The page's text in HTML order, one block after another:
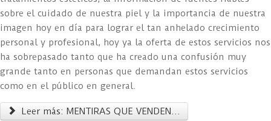
sobre el cuidado de nuestra piel y la importancia de nuestra
imagen hoy en día para lograr el tan anhelado crecimiento
personal y profesional, hoy ya la oferta de estos servicios nos
ha sobrepasado tanto que ha creado una confusión muy
grande tanto en personas que demandan estos servicios
como en el público en general.
Leer más: MENTIRAS QUE VENDEN...